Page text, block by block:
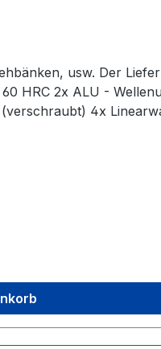
usw. Der
HRC 2x ALU -
4x